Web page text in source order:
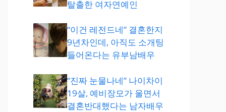
탈출한 여자연예인
“이건 레전드네” 결혼한지
9년차인데, 아직도 소개팅
들어온다는 유부남배우
“진짜 눈물나네” 나이차이
19살, 예비장모가 울면서
결혼반대했다는 남자배우